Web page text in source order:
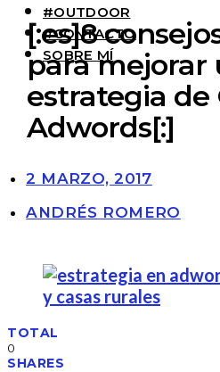
#OUTDOOR
#CONTACTO
SOBRE MÍ
[:es]8
para mejorar
estrategia de
Adwords[:]
2 MARZO, 2017
ANDRÉS ROMERO
TOTAL
0
SHARES